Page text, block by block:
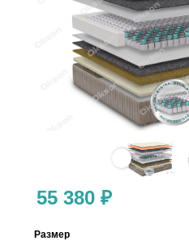
Размер
55 380 ₽